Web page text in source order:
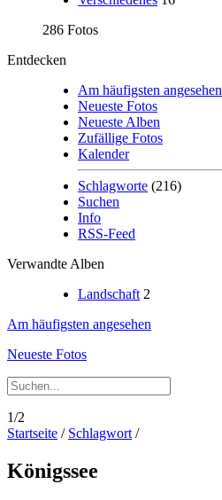
286 Fotos
Entdecken
Am häufigsten angesehen
Neueste Fotos
Neueste Alben
Zufällige Fotos
Kalender
Schlagworte (216)
Suchen
Info
RSS-Feed
Verwandte Alben
Landschaft 2
Am häufigsten angesehen
Neueste Fotos
1/2
Startseite / Schlagwort /
Königssee